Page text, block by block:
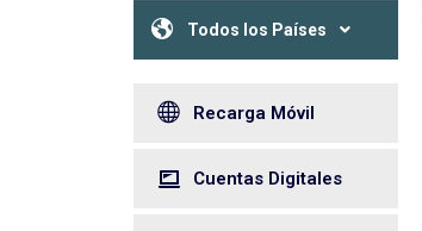
Todos los Países
Recarga Móvil
Cuentas Digitales